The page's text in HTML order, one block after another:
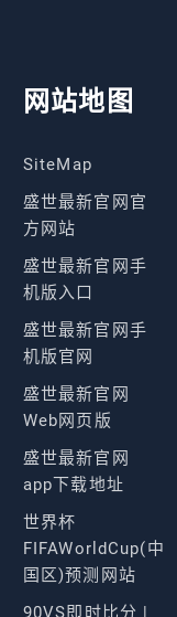
网站地图
SiteMap
盛世最新官网官
方网站
盛世最新官网手
机版入口
盛世最新官网手
机版官网
盛世最新官网
Web网页版
盛世最新官网
app下载地址
世界杯
FIFAWorldCup(中
国区)预测网站
90VS即时比分 |